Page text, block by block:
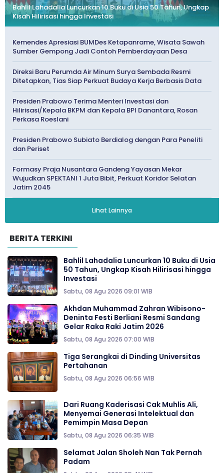
Bahlil Lahadalia Luncurkan 10 Buku di Usia 50 Tahun, Ungkap
Kisah Hilirisasi hingga Investasi
Kemendes Apresiasi BUMDes Ketapanrame, Wisata Sawah
Sumber Gempong Jadi Contoh Pemberdayaan Desa
Direksi Baru Perumda Air Minum Surya Sembada Resmi
Ditetapkan, Tias Siap Perkuat Budaya Kerja Berbasis Data
Presiden Prabowo Terima Menteri Investasi dan
Hilirisasi/Kepala BKPM dan Kepala BPI Danantara, Rosan
Perkasa Roeslani
Presiden Prabowo Subiato Berdialog dengan Para Peneliti
dan Periset
Formasy Praja Nusantara Gandeng Yayasan Mekar
Wujudkan SPEKTANI 1 Juta Bibit, Perkuat Koridor Selatan
Jatim 2045
Lihat Lainnya
BERITA TERKINI
Bahlil Lahadalia Luncurkan 10 Buku di Usia
50 Tahun, Ungkap Kisah Hilirisasi hingga
Investasi
Sabtu, 08 Agu 2026 09:01 WIB
Akhdan Muhammad Zahran Wibisono-
Deninta Festi Berliani Resmi Sandang
Gelar Raka Raki Jatim 2026
Sabtu, 08 Agu 2026 07:00 WIB
Tiga Serangkai di Dinding Universitas
Pertahanan
Sabtu, 08 Agu 2026 06:56 WIB
Dari Ruang Kaderisasi Cak Muhlis Ali,
Menyemai Generasi Intelektual dan
Pemimpin Masa Depan
Sabtu, 08 Agu 2026 06:35 WIB
Selamat Jalan Sholeh Nan Tak Pernah
Padam